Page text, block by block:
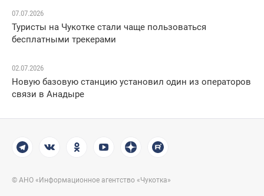
07.07.2026
Туристы на Чукотке стали чаще пользоваться
бесплатными трекерами
02.07.2026
Новую базовую станцию установил один из операторов
связи в Анадыре
© АНО «Информационное агентство «Чукотка»